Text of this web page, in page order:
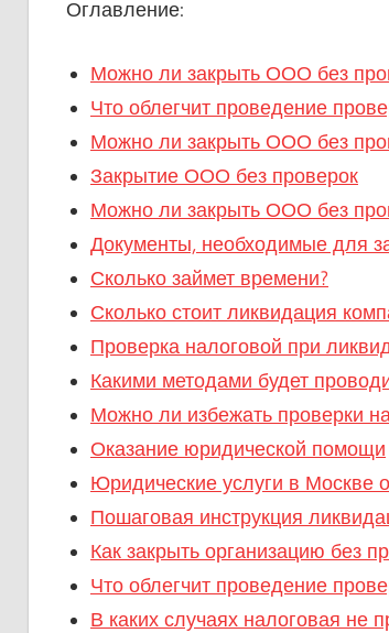
Оглавление:
Можно ли закрыть ООО без
Что облегчит проведение
Можно ли закрыть ООО без
Закрытие ООО без проверок
Можно ли закрыть ООО без
Документы, необходимые для
Сколько займет времени?
Сколько стоит ликвидация
Проверка налоговой при
Какими методами будет
Можно ли избежать проверки
Оказание юридической помощи
Юридические услуги в Москве
Пошаговая инструкция
Как закрыть организацию без
Что облегчит проведение
В каких случаях налоговая не